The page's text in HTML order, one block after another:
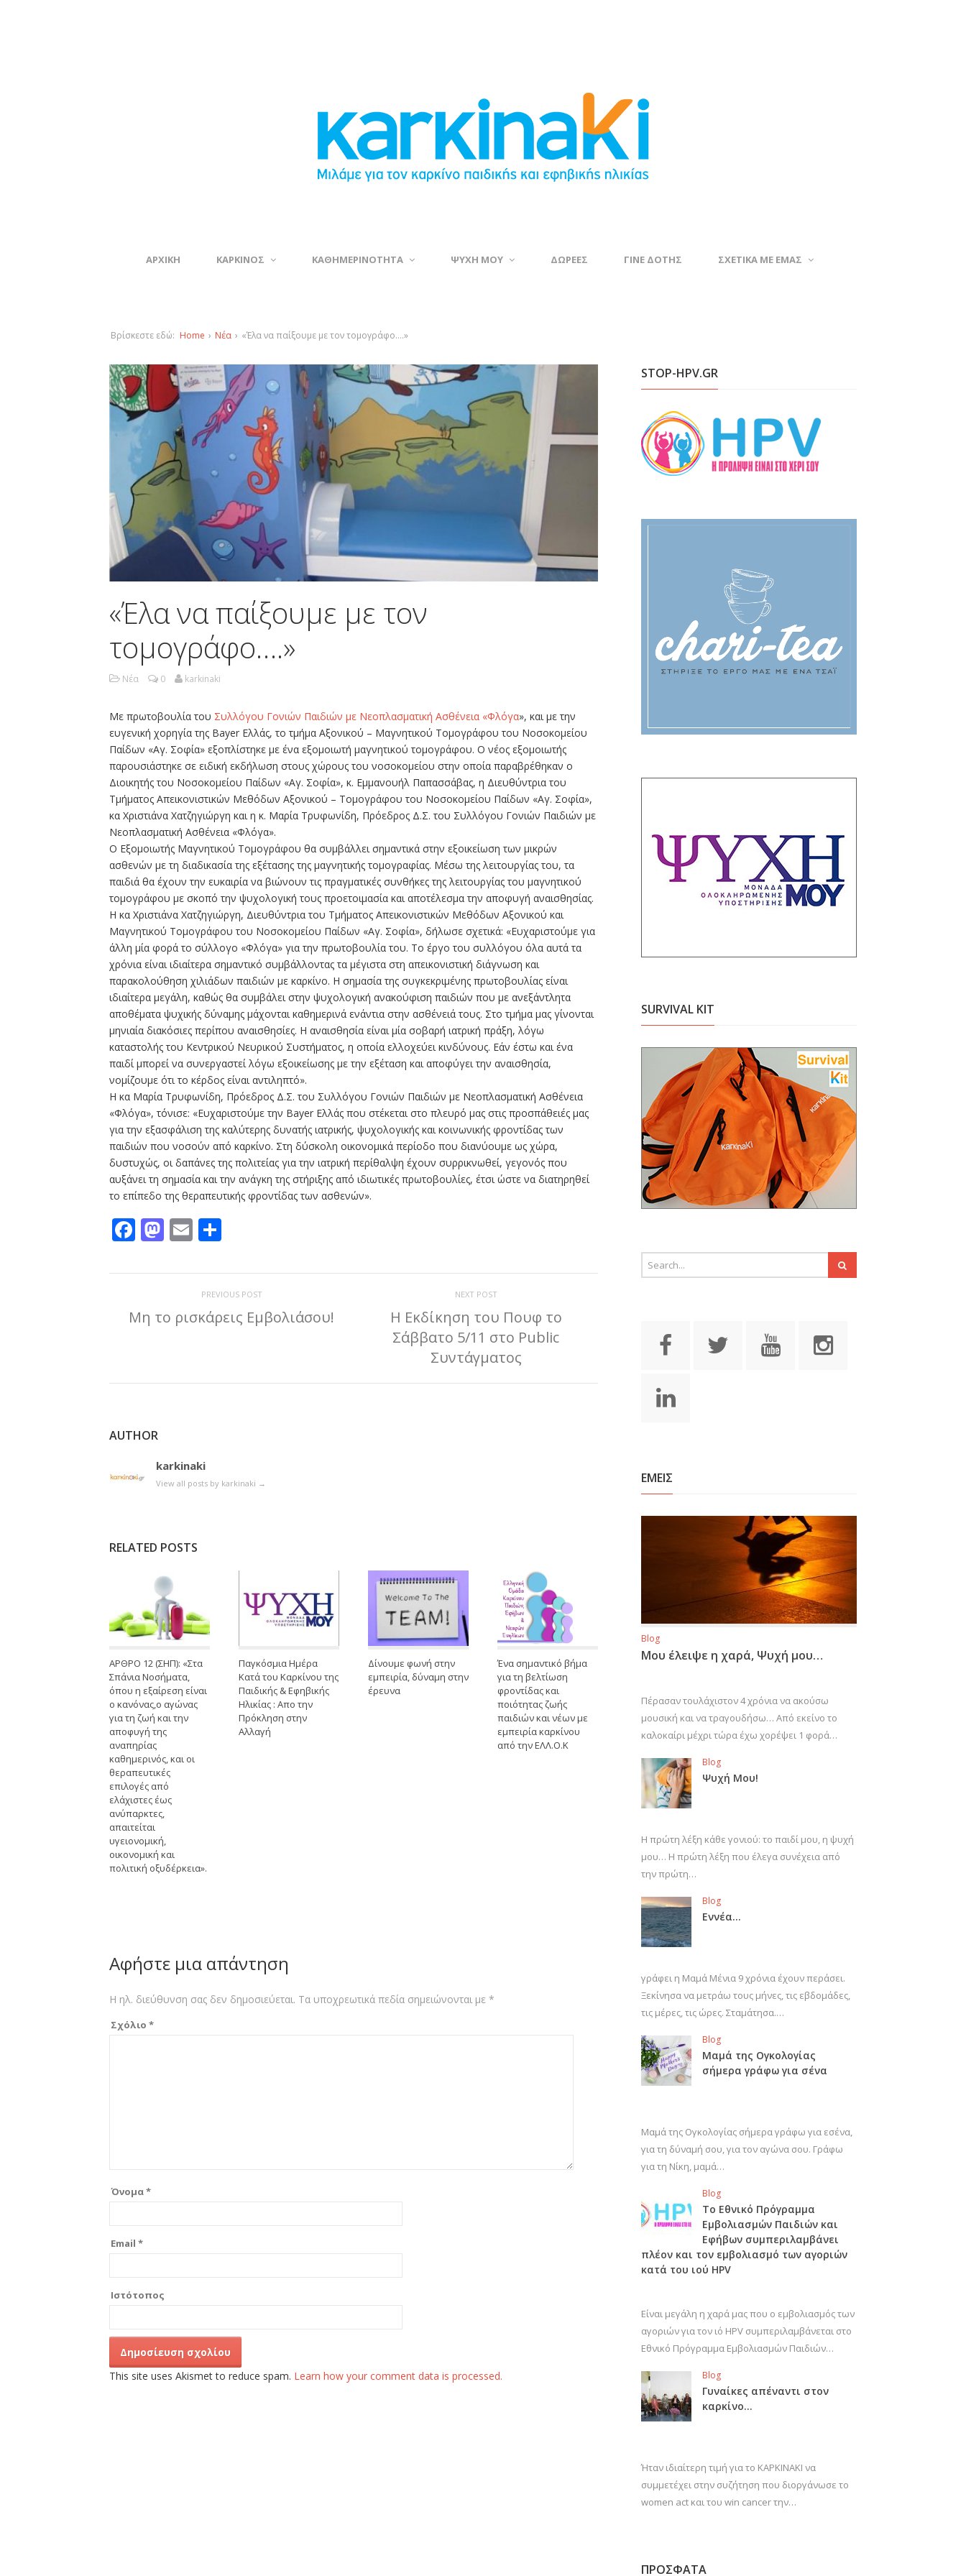
ΑΡΧΙΚΗ ΚΑΡΚΙΝΟΣ ΚΑΘΗΜΕΡΙΝΟΤΗΤΑ ΨΥΧΗ ΜΟΥ ΔΩΡΕΕΣ ΓΙΝΕ ΔΟΤΗΣ ΣΧΕΤΙΚΑ ΜΕ ΕΜΑΣ
Βρίσκεστε εδώ: Home › Νέα › «Έλα να παίξουμε με τον τομογράφο….»
«Έλα να παίξουμε με τον
τομογράφο….»
Νέα 0 karkinaki
Με πρωτοβουλία του Συλλόγου Γονιών Παιδιών με Νεοπλασματική Ασθένεια «Φλόγα», και με την
ευγενική χορηγία της Bayer Ελλάς, το τμήμα Αξονικού – Μαγνητικού Τομογράφου του Νοσοκομείου
Παίδων «Αγ. Σοφία» εξοπλίστηκε με ένα εξομοιωτή μαγνητικού τομογράφου. Ο νέος εξομοιωτής
παρουσιάστηκε σε ειδική εκδήλωση στους χώρους του νοσοκομείου στην οποία παραβρέθηκαν ο
Διοικητής του Νοσοκομείου Παίδων «Αγ. Σοφία», κ. Εμμανουήλ Παπασσάβας, η Διευθύντρια του
Τμήματος Απεικονιστικών Μεθόδων Αξονικού – Τομογράφου του Νοσοκομείου Παίδων «Αγ. Σοφία»,
κα Χριστιάνα Χατζηγιώργη και η κ. Μαρία Τρυφωνίδη, Πρόεδρος Δ.Σ. του Συλλόγου Γονιών Παιδιών με
Νεοπλασματική Ασθένεια «Φλόγα».
Ο Εξομοιωτής Μαγνητικού Τομογράφου θα συμβάλλει σημαντικά στην εξοικείωση των μικρών
ασθενών με τη διαδικασία της εξέτασης της μαγνητικής τομογραφίας. Μέσω της λειτουργίας του, τα
παιδιά θα έχουν την ευκαιρία να βιώνουν τις πραγματικές συνθήκες της λειτουργίας του μαγνητικού
τομογράφου με σκοπό την ψυχολογική τους προετοιμασία και αποτέλεσμα την αποφυγή αναισθησίας.
Η κα Χριστιάνα Χατζηγιώργη, Διευθύντρια του Τμήματος Απεικονιστικών Μεθόδων Αξονικού και
Μαγνητικού Τομογράφου του Νοσοκομείου Παίδων «Αγ. Σοφία», δήλωσε σχετικά: «Ευχαριστούμε για
άλλη μία φορά το σύλλογο «Φλόγα» για την πρωτοβουλία του. Το έργο του συλλόγου όλα αυτά τα
χρόνια είναι ιδιαίτερα σημαντικό συμβάλλοντας τα μέγιστα στη απεικονιστική διάγνωση και
παρακολούθηση χιλιάδων παιδιών με καρκίνο. Η σημασία της συγκεκριμένης πρωτοβουλίας είναι
ιδιαίτερα μεγάλη, καθώς θα συμβάλει στην ψυχολογική ανακούφιση παιδιών που με ανεξάντλητα
αποθέματα ψυχικής δύναμης μάχονται καθημερινά ενάντια στην ασθένειά τους. Στο τμήμα μας γίνονται
μηνιαία διακόσιες περίπου αναισθησίες. Η αναισθησία είναι μία σοβαρή ιατρική πράξη, λόγω
καταστολής του Κεντρικού Νευρικού Συστήματος, η οποία ελλοχεύει κινδύνους. Εάν έστω και ένα
παιδί μπορεί να συνεργαστεί λόγω εξοικείωσης με την εξέταση και αποφύγει την αναισθησία,
νομίζουμε ότι το κέρδος είναι αντιληπτό».
Η κα Μαρία Τρυφωνίδη, Πρόεδρος Δ.Σ. του Συλλόγου Γονιών Παιδιών με Νεοπλασματική Ασθένεια
«Φλόγα», τόνισε: «Ευχαριστούμε την Bayer Ελλάς που στέκεται στο πλευρό μας στις προσπάθειές μας
για την εξασφάλιση της καλύτερης δυνατής ιατρικής, ψυχολογικής και κοινωνικής φροντίδας των
παιδιών που νοσούν από καρκίνο. Στη δύσκολη οικονομικά περίοδο που διανύουμε ως χώρα,
δυστυχώς, οι δαπάνες της πολιτείας για την ιατρική περίθαλψη έχουν συρρικνωθεί, γεγονός που
αυξάνει τη σημασία και την ανάγκη της στήριξης από ιδιωτικές πρωτοβουλίες, έτσι ώστε να διατηρηθεί
το επίπεδο της θεραπευτικής φροντίδας των ασθενών».
Facebook
Mastodon
Email
PREVIOUS POST
Μη το ρισκάρεις Εμβολιάσου!
NEXT POST
Η Εκδίκηση του Πουφ το
Σάββατο 5/11 στο Public
Συντάγματος
AUTHOR
karkinaki
View all posts by karkinaki →
RELATED POSTS
ΑΡΘΡΟ 12 (ΣΗΠ): «Στα
Σπάνια Νοσήματα,
όπου η εξαίρεση είναι
ο κανόνας,ο αγώνας
για τη ζωή και την
αποφυγή της
αναπηρίας
καθημερινός, και οι
θεραπευτικές
επιλογές από
ελάχιστες έως
ανύπαρκτες,
απαιτείται
υγειονομική,
οικονομική και
πολιτική οξυδέρκεια».
Παγκόσμια Ημέρα
Κατά του Καρκίνου της
Παιδικής & Εφηβικής
Ηλικίας : Απο την
Πρόκληση στην
Αλλαγή
Δίνουμε φωνή στην
εμπειρία, δύναμη στην
έρευνα
Ένα σημαντικό βήμα
για τη βελτίωση
φροντίδας και
ποιότητας ζωής
παιδιών και νέων με
εμπειρία καρκίνου
από την ΕΛΛ.Ο.Κ
Αφήστε μια απάντηση
Η ηλ. διεύθυνση σας δεν δημοσιεύεται. Τα υποχρεωτικά πεδία σημειώνονται με *
Σχόλιο *
Όνομα*
Email *
Ιστότοπος
This site uses Akismet to reduce spam. Learn how your comment data is processed.
STOP-HPV.GR
SURVIVAL KIT
ΕΜΕΙΣ
Blog
Μου έλειψε η χαρά, Ψυχή μου…
Πέρασαν τουλάχιστον 4 χρόνια να ακούσω
μουσική και να τραγουδήσω… Από εκείνο το
καλοκαίρι μέχρι τώρα έχω χορέψει 1 φορά…
Blog
Ψυχή Μου!
Η πρώτη λέξη κάθε γονιού: το παιδί μου, η ψυχή
μου… Η πρώτη λέξη που έλεγα συνέχεια από
την πρώτη…
Blog
Εννέα…
γράφει η Μαμά Μένια 9 χρόνια έχουν περάσει.
Ξεκίνησα να μετράω τους μήνες, τις εβδομάδες,
τις μέρες, τις ώρες. Σταμάτησα.…
Blog
Μαμά της Ογκολογίας
σήμερα γράφω για σένα
Μαμά της Ογκολογίας σήμερα γράφω για εσένα,
για τη δύναμή σου, για τον αγώνα σου. Γράφω
για τη Νίκη, μαμά…
Blog
Το Εθνικό Πρόγραμμα
Εμβολιασμών Παιδιών και
Εφήβων συμπεριλαμβάνει
πλέον και τον εμβολιασμό των αγοριών
κατά του ιού HPV
Είναι μεγάλη η χαρά μας που ο εμβολιασμός των
αγοριών για τον ιό HPV συμπεριλαμβάνεται στο
Εθνικό Πρόγραμμα Εμβολιασμών Παιδιών…
Blog
Γυναίκες απέναντι στον
καρκίνο…
Ήταν ιδιαίτερη τιμή για το ΚΑΡΚΙΝΑΚΙ να
συμμετέχει στην συζήτηση που διοργάνωσε το
women act και του win cancer την…
ΠΡΟΣΦΑΤΑ